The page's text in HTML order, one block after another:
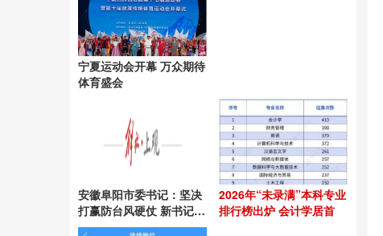
宁夏运动会开幕 万众期待
体育盛会
安徽阜阳市委书记：坚决
打赢防台风硬仗 新书记上
任引领抗灾
2026年“未录满”本科专业
排行榜出炉 会计学居首